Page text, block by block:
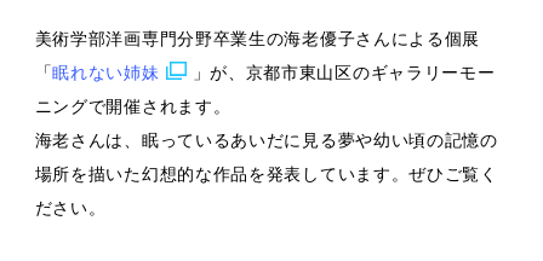
美術学部洋画専門分野卒業生の海老優子さんによる個展
「眠れない姉妹
」が、京都市東山区のギャラリーモー
ニングで開催されます。
海老さんは、眠っているあいだに見る夢や幼い頃の記憶の
場所を描いた幻想的な作品を発表しています。 ぜひご覧く
ださい。